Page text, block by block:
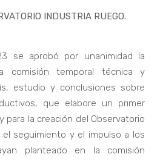
INDUSTRIA RUEGO.
se aprobó por unanimidad la
comisión temporal técnica y
estudio y conclusiones sobre
que elabore un primer
para la creación del Observatorio
seguimiento y el impulso a los
planteado en la comisión